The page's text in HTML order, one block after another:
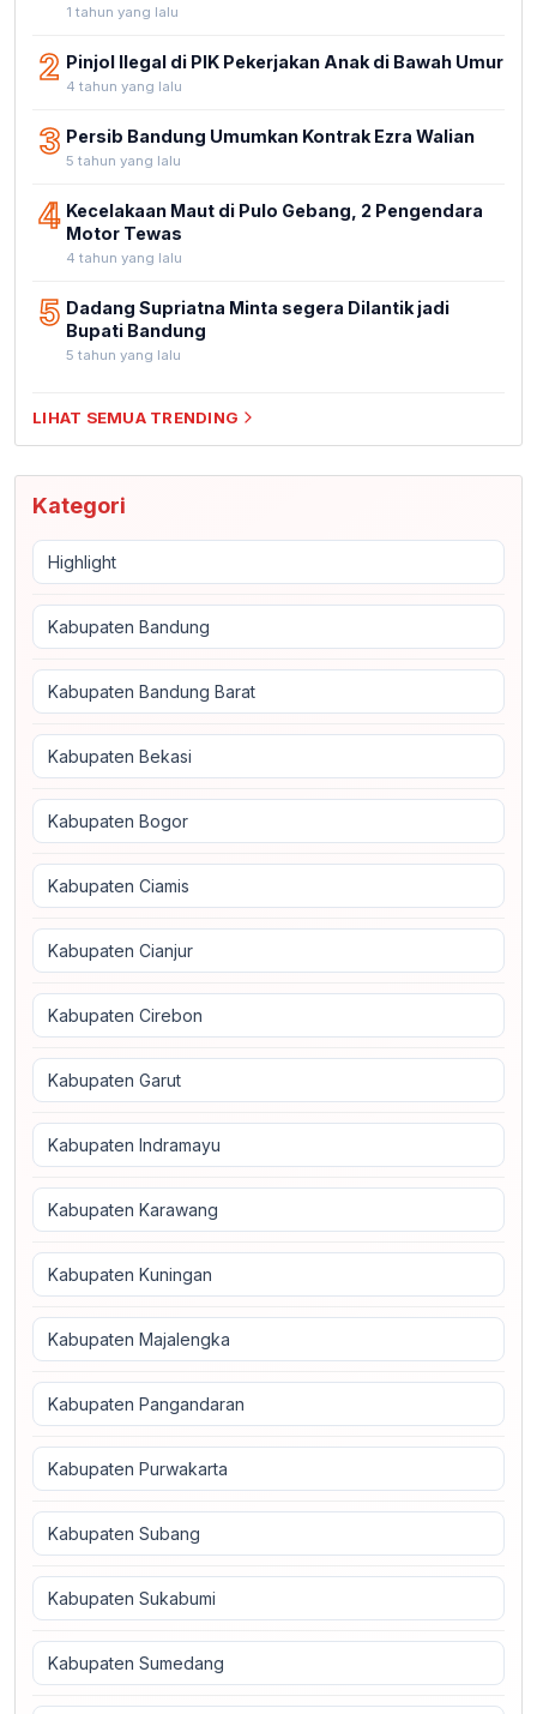
1 tahun yang lalu
2 Pinjol Ilegal di PIK Pekerjakan Anak di Bawah Umur
4 tahun yang lalu
3 Persib Bandung Umumkan Kontrak Ezra Walian
5 tahun yang lalu
4 Kecelakaan Maut di Pulo Gebang, 2 Pengendara
Motor Tewas
4 tahun yang lalu
5 Dadang Supriatna Minta segera Dilantik jadi
Bupati Bandung
5 tahun yang lalu
LIHAT SEMUA TRENDING
Kategori
Highlight
Kabupaten Bandung
Kabupaten Bandung Barat
Kabupaten Bekasi
Kabupaten Bogor
Kabupaten Ciamis
Kabupaten Cianjur
Kabupaten Cirebon
Kabupaten Garut
Kabupaten Indramayu
Kabupaten Karawang
Kabupaten Kuningan
Kabupaten Majalengka
Kabupaten Pangandaran
Kabupaten Purwakarta
Kabupaten Subang
Kabupaten Sukabumi
Kabupaten Sumedang